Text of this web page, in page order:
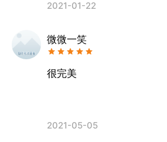
2021-01-22
微微一笑
很完美
2021-05-05